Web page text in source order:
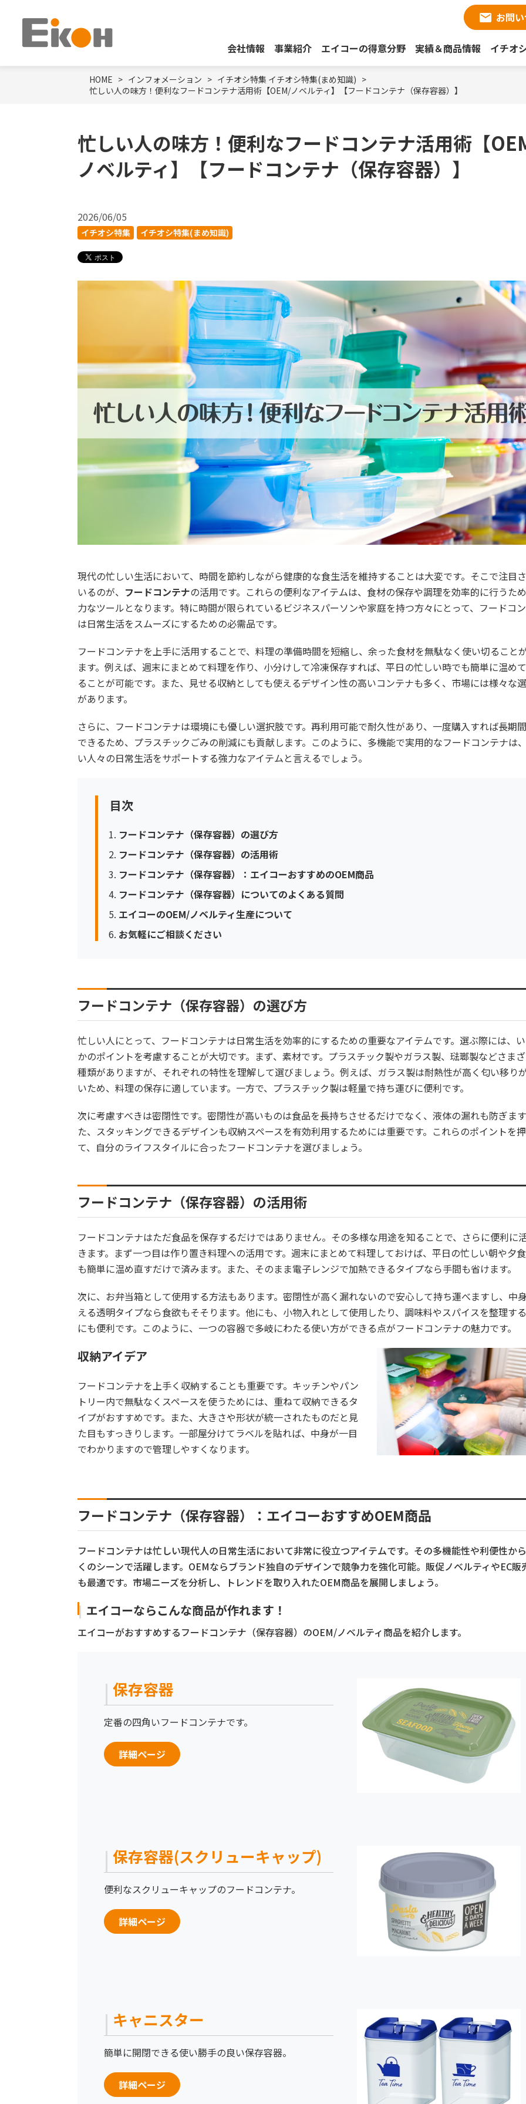
会社情報 事業紹介 エイコーの得意分野 実績＆商品情報 イチオ
お問
HOME インフォメーション イチオシ特集 イチオシ特集(まめ知識)
忙しい人の味方！便利なフードコンテナ活用術【OEM/ノベルティ】【フードコンテナ（保存容器）】
忙しい人の味方！便利なフードコンテナ活用術【
ノベルティ】【フードコンテナ（保存容器）】
2026/06/05
イチオシ特集 イチオシ特集(まめ知識)
現代の忙しい生活において、時間を節約しながら健康的な食生活を維持することは大変です。そこで注目
いるのが、 フードコンテナの活用です。これらの便利なアイテムは、食材の保存や調理を効率的に行うた
力なツールとなります。特に時間が限られているビジネスパーソンや家庭を持つ方々にとって、フードコ
は日常生活をスムーズにするための必需品です。
フードコンテナを上手に活用することで、料理の準備時間を短縮し、余った食材を無駄なく使い切ること
ます。例えば、週末にまとめて料理を作り、小分けして冷凍保存すれば、平日の忙しい時でも簡単に温め
ることが可能です。また、見せる収納としても使えるデザイン性の高いコンテナも多く、市場には様々な
があります。
さらに、フードコンテナは環境にも優しい選択肢です。再利用可能で耐久性があり、一度購入すれば長期
できるため、プラスチックごみの削減にも貢献します。このように、多機能で実用的なフードコンテナは
い人々の日常生活をサポートする強力なアイテムと言えるでしょう。
目次
フードコンテナ（保存容器）の選び方
フードコンテナ（保存容器）の活用術
フードコンテナ（保存容器）：エイコーおすすめのOEM商品
フードコンテナ（保存容器）についてのよくある質問
エイコーのOEM/ノベルティ生産について
お気軽にご相談ください
フードコンテナ（保存容器）の選び方
忙しい人にとって、フードコンテナは日常生活を効率的にするための重要なアイテムです。選ぶ際には、
かのポイントを考慮することが大切です。まず、素材です。プラスチック製やガラス製、琺瑯製などさま
種類がありますが、それぞれの特性を理解して選びましょう。例えば、ガラス製は耐熱性が高く匂い移り
いため、料理の保存に適しています。一方で、プラスチック製は軽量で持ち運びに便利です。
次に考慮すべきは密閉性です。密閉性が高いものは食品を長持ちさせるだけでなく、液体の漏れも防ぎま
た、スタッキングできるデザインも収納スペースを有効利用するためには重要です。これらのポイントを
て、自分のライフスタイルに合ったフードコンテナを選びましょう。
フードコンテナ（保存容器）の活用術
フードコンテナはただ食品を保存するだけではありません。その多様な用途を知ることで、さらに便利に
きます。まず一つ目は作り置き料理への活用です。週末にまとめて料理しておけば、平日の忙しい朝や夕
も簡単に温め直すだけで済みます。また、そのまま電子レンジで加熱できるタイプなら手間も省けます。
次に、お弁当箱として使用する方法もあります。密閉性が高く漏れないので安心して持ち運べますし、中
える透明タイプなら食欲もそそります。他にも、小物入れとして使用したり、調味料やスパイスを整理す
にも便利です。このように、一つの容器で多岐にわたる使い方ができる点がフードコンテナの魅力です。
収納アイデア
フードコンテナを上手く収納することも重要です。キッチンやパン
トリー内で無駄なくスペースを使うためには、重ねて収納できるタ
イプがおすすめです。また、大きさや形状が統一されたものだと見
た目もすっきりします。一部屋分けてラベルを貼れば、中身が一目
でわかりますので管理しやすくなります。
フードコンテナ（保存容器）：エイコーおすすめOEM商品
フードコンテナは忙しい現代人の日常生活において非常に役立つアイテムです。その多機能性や利便性か
くのシーンで活躍します。 OEMならブランド独自のデザインで競争力を強化可能。販促ノベルティやEC販
も最適です。市場ニーズを分析し、トレンドを取り入れたOEM商品を展開しましょう。
エイコーならこんな商品が作れます！
エイコーがおすすめするフードコンテナ（保存容器）のOEM/ノベルティ商品を紹介します。
保存容器
定番の四角いフードコンテナです。
詳細ページ
保存容器(スクリューキャップ)
便利なスクリューキャップのフードコンテナ。
詳細ページ
キャニスター
簡単に開閉できる使い勝手の良い保存容器。
詳細ページ